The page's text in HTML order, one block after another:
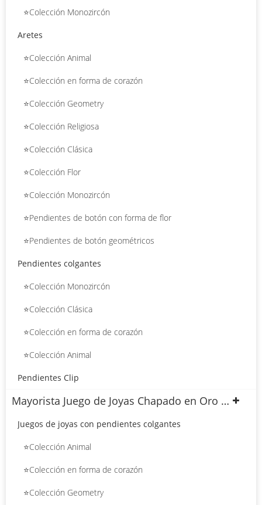
⭐Colección Monozircón
Aretes
⭐Colección Animal
⭐Colección en forma de corazón
⭐Colección Geometry
⭐Colección Religiosa
⭐Colección Clásica
⭐Colección Flor
⭐Colección Monozircón
⭐Pendientes de botón con forma de flor
⭐Pendientes de botón geométricos
Pendientes colgantes
⭐Colección Monozircón
⭐Colección Clásica
⭐Colección en forma de corazón
⭐Colección Animal
Pendientes Clip
Mayorista Juego de Joyas Chapado en Oro 18k
Juegos de joyas con pendientes colgantes
⭐Colección Animal
⭐Colección en forma de corazón
⭐Colección Geometry